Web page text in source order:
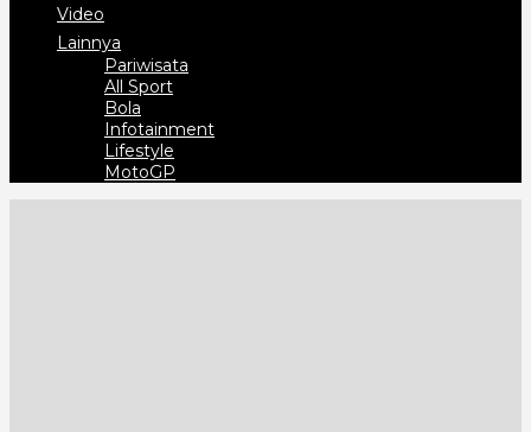
Video
Lainnya
Pariwisata
All Sport
Bola
Infotainment
Lifestyle
MotoGP